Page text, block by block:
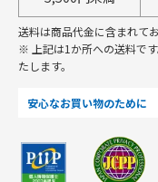
送料は商品代金に含まれて
※ 上記は1か所への送料で
たします。
安心なお買い物のために